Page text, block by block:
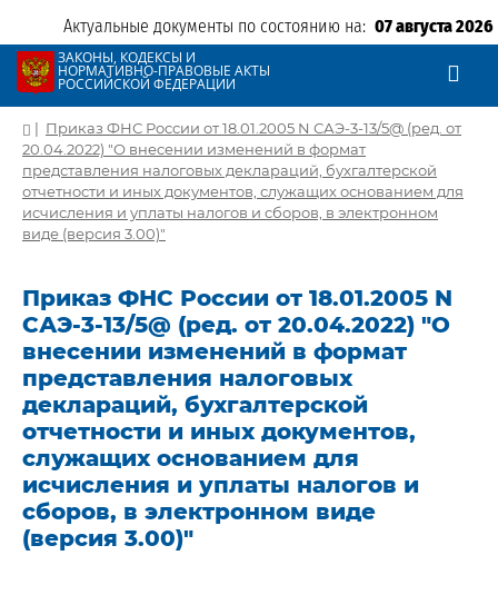
Актуальные документы по состоянию на: 07 августа 2026
ЗАКОНЫ, КОДЕКСЫ И
НОРМАТИВНО-ПРАВОВЫЕ АКТЫ
РОССИЙСКОЙ ФЕДЕРАЦИИ
| Приказ ФНС России от 18.01.2005 N САЭ-3-13/5@ (ред. от
20.04.2022) "О внесении изменений в формат
представления налоговых деклараций, бухгалтерской
отчетности и иных документов, служащих основанием для
исчисления и уплаты налогов и сборов, в электронном
виде (версия 3.00)"
Приказ ФНС России от 18.01.2005 N
САЭ-3-13/5@ (ред. от 20.04.2022) "О
внесении изменений в формат
представления налоговых
деклараций, бухгалтерской
отчетности и иных документов,
служащих основанием для
исчисления и уплаты налогов и
сборов, в электронном виде
(версия 3.00)"